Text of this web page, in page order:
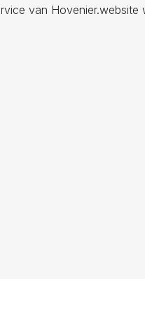
van Hovenier.website